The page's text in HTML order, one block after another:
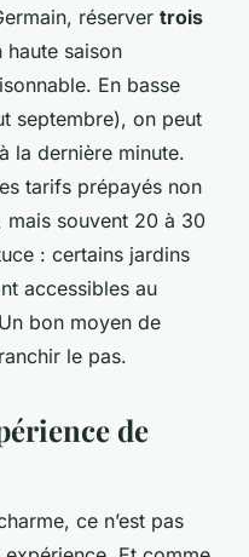
réserver trois
haute saison
En basse
septembre), on peut
la dernière minute.
tarifs prépayés non
souvent 20 à 30
: certains jardins
accessibles au
bon moyen de
le pas.
de
ce n’est pas